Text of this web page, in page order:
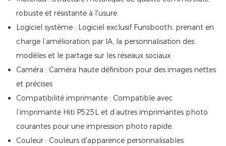
robuste et résistante à l'usure
Logiciel système : Logiciel exclusif Funsbooth, prenant en
charge l’amélioration par IA, la personnalisation des
modèles et le partage sur les réseaux sociaux
Caméra : Caméra haute définition pour des images nettes
et précises
Compatibilité imprimante : Compatible avec
l’imprimante Hiti P525L et d’autres imprimantes photo
courantes pour une impression photo rapide.
Couleur : Couleurs d'apparence personnalisables